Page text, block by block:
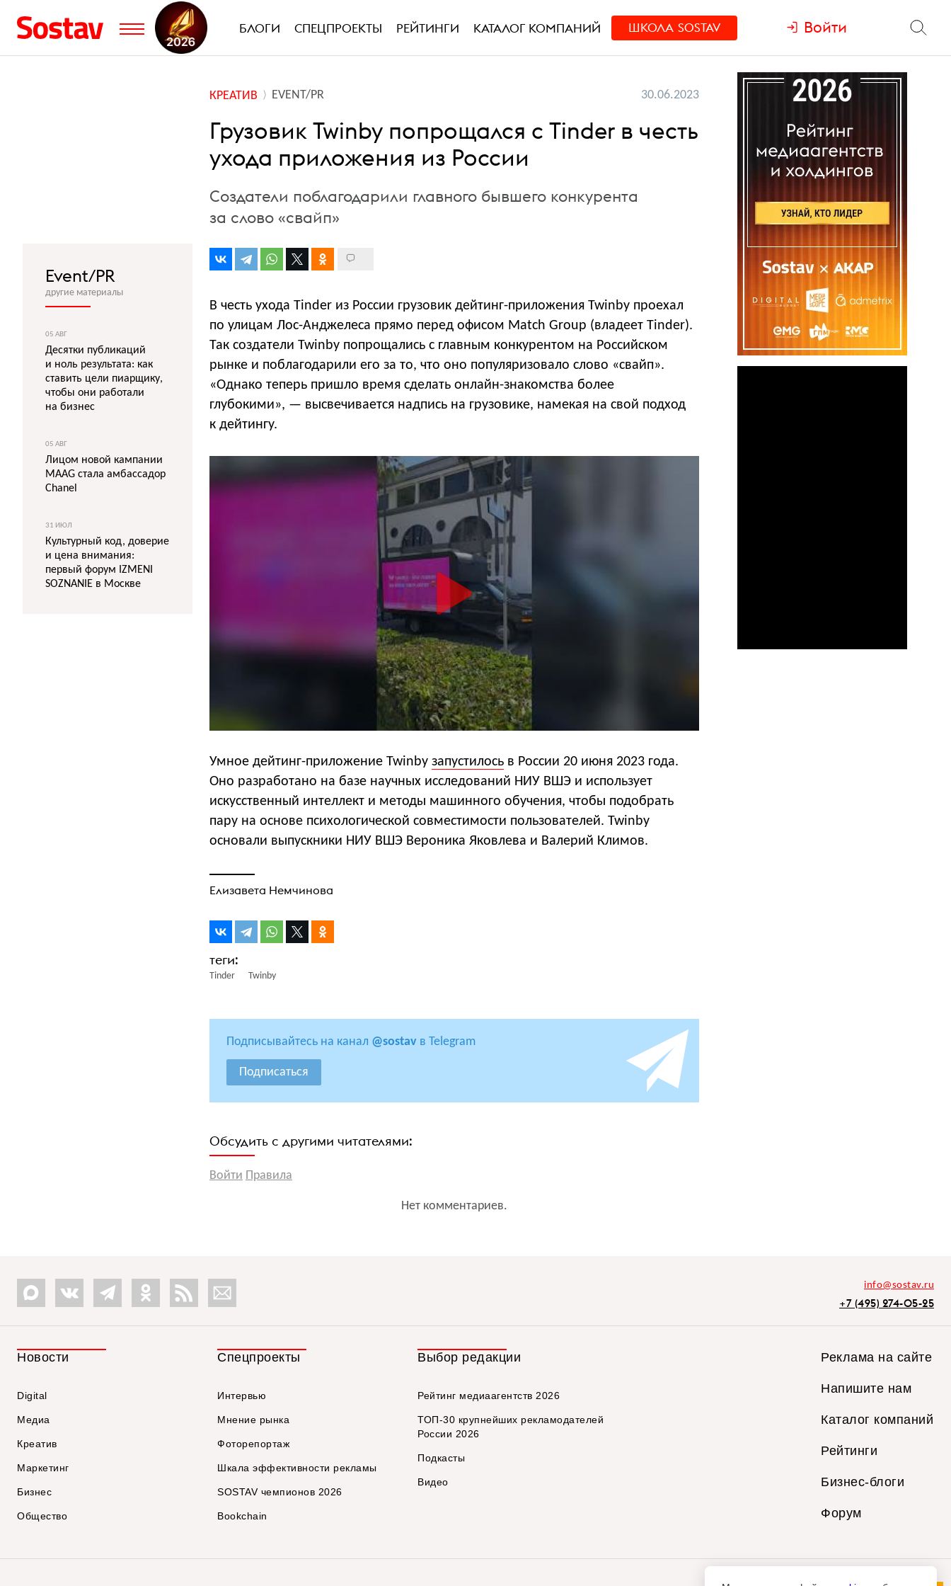
БЛОГИ СПЕЦПРОЕКТЫ РЕЙТИНГИ КАТАЛОГ КОМПАНИЙ ШКОЛА SOSTAV Войти
КРЕАТИВ EVENT/PR 30.06.2023
Грузовик Twinby попрощался с Tinder в честь
ухода приложения из России
Создатели поблагодарили главного бывшего конкурента
за слово «свайп»
В честь ухода Tinder из России грузовик дейтинг-приложения Twinby проехал
по улицам Лос-Анджелеса прямо перед офисом Match Group (владеет Tinder).
Так создатели Twinby попрощались с главным конкурентом на Российском
рынке и поблагодарили его за то, что оно популяризовало слово «свайп».
«Однако теперь пришло время сделать онлайн-знакомства более
глубокими», — высвечивается надпись на грузовике, намекая на свой подход
к дейтингу.
Умное дейтинг-приложение Twinby запустилось в России 20 июня 2023 года.
Оно разработано на базе научных исследований НИУ ВШЭ и использует
искусственный интеллект и методы машинного обучения, чтобы подобрать
пару на основе психологической совместимости пользователей. Twinby
основали выпускники НИУ ВШЭ Вероника Яковлева и Валерий Климов.
Елизавета Немчинова
Tinder Twinby
Подписывайтесь на канал @sostav в Telegram
Подписаться
Обсудить с другими читателями:
Войти Правила
Нет комментариев.
Event/PR
другие материалы
05 АВГ
Десятки публикаций
и ноль результата: как
ставить цели пиарщику,
чтобы они работали
на бизнес
05 АВГ
Лицом новой кампании
MAAG стала амбассадор
Chanel
31 ИЮЛ
Культурный код, доверие
и цена внимания:
первый форум IZMENI
SOZNANIE в Москве
info@sostav.ru
+7 (495) 274-05-25
Новости
Digital
Медиа
Креатив
Маркетинг
Бизнес
Общество
Спецпроекты
Интервью
Мнение рынка
Фоторепортаж
Шкала эффективности рекламы
SOSTAV чемпионов 2026
Bookchain
Выбор редакции
Рейтинг медиаагентств 2026
ТОП-30 крупнейших рекламодателей
России 2026
Подкасты
Видео
Реклама на сайте
Напишите нам
Каталог компаний
Рейтинги
Бизнес-блоги
Форум